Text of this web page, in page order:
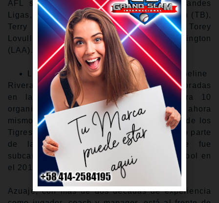
AFL se han convertido en pilotos de Grandes
Ligas, incluyendo a seis activos: Kevin Cash (TB),
Terry Francona (CIN), A.J. Hinch (DET), Torey
Lovullo (AZ), Mike Shildt (SD) y Ron Washington
(LAA).
Los 100 mejores prospectos de MLB Pipeline
Rivera, de 41 años y veterano de 13 temporadas
en las Grandes Ligas y que jugó para 10
organizaciones entre el 2004 y el 2021, es ahora
mismo el capataz de Lakeland, la sucursal de los
Tigres en la Liga Estatal de la Florida. Formó parte
de la selección de Puerto Rico que fue
subcampeón en el Clásico Mundial de Béisbol en
el 2017.
Azuaje, con más de dos décadas de experiencia